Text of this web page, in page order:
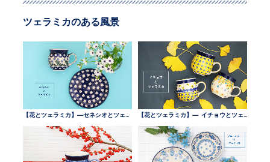
ツェラミカのある風景